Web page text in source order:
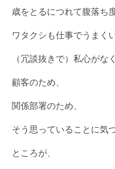
歳をとるにつれて腹落ち
ワタクシも仕事でうまく
（冗談抜きで）私心がなく
顧客のため、
関係部署のため、
そう思っていることに気
ところが、